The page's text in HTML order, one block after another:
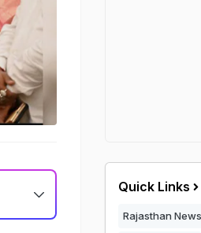
Quick Links
Rajasthan News